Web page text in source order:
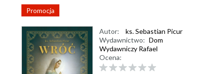
Promocja
Autor:
ks. Sebastian Picur
Wydawnictwo: Dom
Wydawniczy Rafael
Ocena: